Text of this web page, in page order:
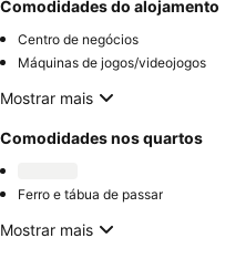
Comodidades do alojamento
Centro de negócios
Máquinas de jogos/videojogos
Mostrar mais
Comodidades nos quartos
Ferro e tábua de passar
Mostrar mais